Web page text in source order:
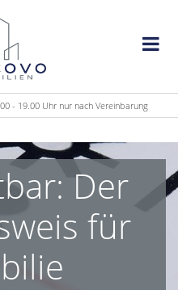
- 19.00 Uhr nur nach Vereinbarung
Der
für